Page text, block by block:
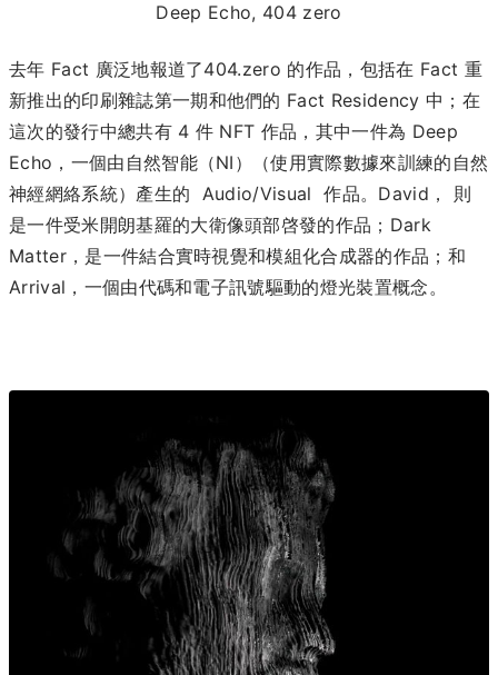
Deep Echo, 404 zero
去年 Fact 廣泛地報道了404.zero 的作品，包括在 Fact 重
新推出的印刷雜誌第一期和他們的 Fact Residency 中；在
這次的發行中總共有 4 件 NFT 作品，其中一件為 Deep
Echo，一個由自然智能（NI）（使用實際數據來訓練的自然
神經網絡系統）產生的 Audio/Visual 作品。David， 則
是一件受米開朗基羅的大衛像頭部啓發的作品；Dark
Matter，是一件結合實時視覺和模組化合成器的作品；和
Arrival，一個由代碼和電子訊號驅動的燈光裝置概念。